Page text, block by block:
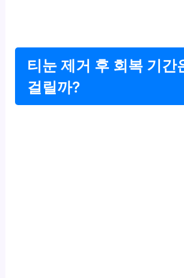
티눈 제거 후 회복 기간
걸릴까?